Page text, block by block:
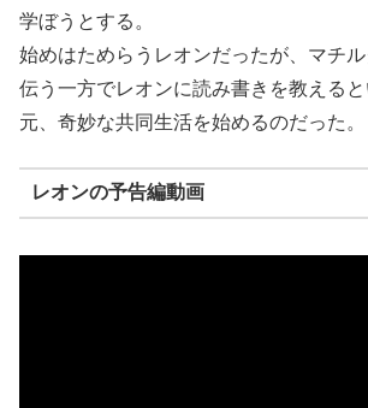
学ぼうとする。
始めはためらうレオンだったが、マチ
伝う一方でレオンに読み書きを教える
元、奇妙な共同生活を始めるのだった。
レオンの予告編動画